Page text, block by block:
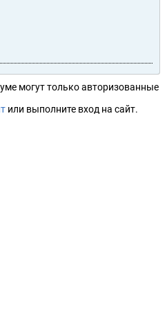
могут только авторизованные
или выполните вход на сайт.